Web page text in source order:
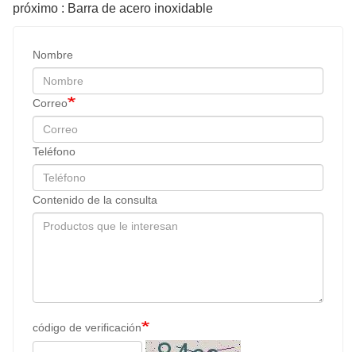
próximo : Barra de acero inoxidable
Nombre
Correo
Teléfono
Contenido de la consulta
código de verificación